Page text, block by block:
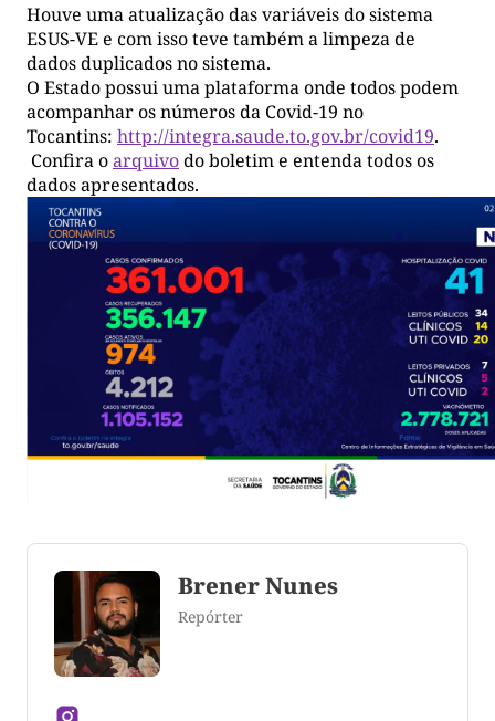
Houve uma atualização das variáveis do sistema
ESUS-VE e com isso teve também a limpeza de
dados duplicados no sistema.
O Estado possui uma plataforma onde todos podem
acompanhar os números da Covid-19 no
Tocantins: http://integra.saude.to.gov.br/covid19.
Confira oarquivodo boletim e entenda todos os
dados apresentados.
Brener Nunes
Repórter